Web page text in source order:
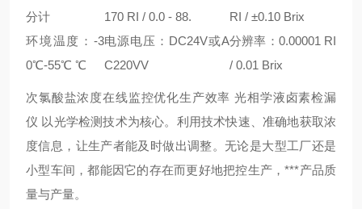
分计
170 RI / 0.0 - 88.
RI / ±0.10 Brix
环境温度：-3
0℃-55℃ ℃
电源电压：DC24V或A
C220VV
分辨率：0.00001 RI
/ 0.01 Brix
次氯酸盐浓度在线监控优化生产效率 光相学液卤素检漏
仪 以光学检测技术为核心。利用技术快速、准确地获取浓
度信息，让生产者能及时做出调整。无论是大型工厂还是
小型车间，都能因它的存在而更好地把控生产，***产品质
量与产量。